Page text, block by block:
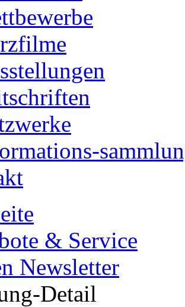
& Service
Newsletter
Detail